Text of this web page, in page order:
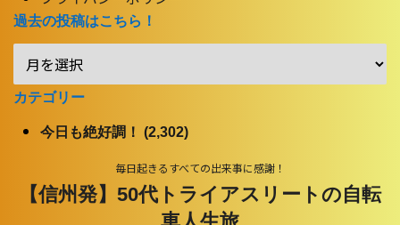
過去の投稿はこちら！
カテゴリー
今日も絶好調！ (2,302)
毎日起きるすべての出来事に感謝！
【信州発】50代トライアスリートの自転